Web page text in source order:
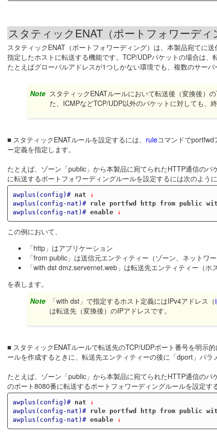
スタティックENAT（ポートフォワーディ
スタティックENAT（ポートフォワーディング）は、本製品宛てに
指定したホストに転送する機能です。TCP/UDPパケットの場合は
たとえばグローバルアドレスが1つしかない環境でも、複数のサー
Note スタティックENATルールにおいて転送後（変換後）
た、ICMPなどTCP/UDP以外のパケットに対しても、
■ スタティックENATルールを設定するには、 ruleコマンドで
ー定義を指定します。
たとえば、ゾーン「public」から本製品に宛てられたHTTP通信の
に転送するポートフォワーディングルールを設定するには次のよう
awplus(config)# nat ↓
awplus(config-nat)#
rule portfwd http from public
awplus(config-nat)# enable ↓
この例において、
「http」はアプリケーション
「from public」は送信元エンティティー（ゾーン、ネットワ
「with dst dmz.servernet.web」は転送先エンティティー（ホ
を表します。
Note
「with dst」で指定するホスト定義にはIPv4アドレス（
は転送先（変換後）のIPアドレスです。
■ スタティックENATルールで転送先のTCP/UDPポート番号を明示
ールを作成するときに、転送先エンティティーの後に「dport」パ
たとえば、ゾーン「public」から本製品に宛てられたHTTP通信の
のポート8080番に転送するポートフォワーディングルールを設定す
awplus(config)# nat ↓
awplus(config-nat)#
rule portfwd http from public
awplus(config-nat)# enable ↓